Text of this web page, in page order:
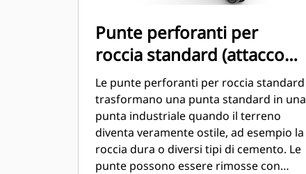
Punte perforanti per
roccia standard (attacco
imbullonato)
Le punte perforanti per roccia standard
trasformano una punta standard in una
punta industriale quando il terreno
diventa veramente ostile, ad esempio la
roccia dura o diversi tipi di cemento. Le
punte possono essere rimosse con